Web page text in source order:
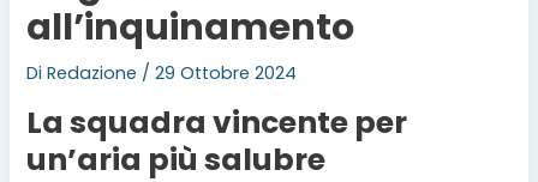
all’inquinamento
DiRedazione /29 Ottobre 2024
La squadra vincente per
un’aria più salubre